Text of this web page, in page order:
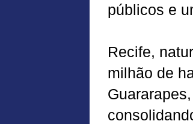
públicos e
Recife,
milhão de